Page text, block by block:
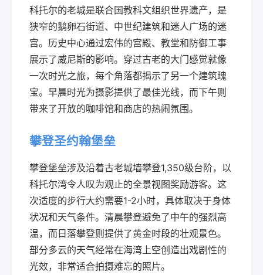
科托尔的老城是联合国教科文组织世界遗产，是
狭窄的鹅卵石街道、中世纪建筑和迷人广场的迷
宫。历史中心通过宏伟的宫殿、教堂和防御工事
展示了威尼斯的影响。穿过古老的大门感觉就像
一次时光之旅，每个角落都揭示了另一个建筑瑰
宝。早晨时光为摄影提供了最佳光线，而下午则
带来了开放的咖啡馆和商店的热闹氛围。
攀登圣约翰堡垒
攀登堡垒涉及沿着古老城墙攀登1,350级台阶，以
科托尔湾令人叹为观止的全景视图奖励游客。这
次适度的步行大约需要1-2小时，具体取决于身体
状况和天气条件。清晨攀登避免了中午的强烈高
温，而日落攀登则提供了黄金时段的壮观景色。
部分多云的天气经常在海湾上空创造出戏剧性的
光效，非常适合拍摄难忘的照片。